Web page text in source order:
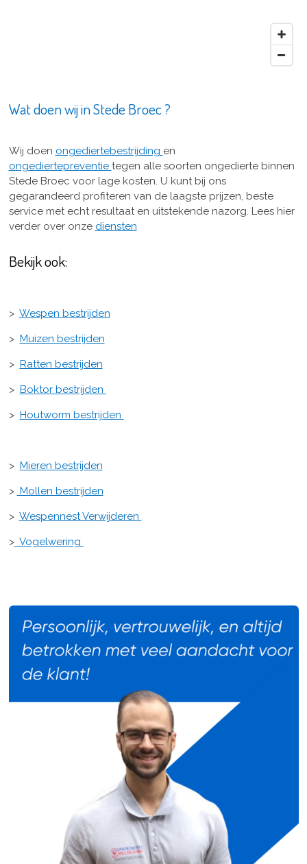
Wat doen wij in Stede Broec ?
Wij doen ongediertebestrijding en
ongediertepreventie tegen alle soorten ongedierte binnen
Stede Broec voor lage kosten. U kunt bij ons
gegarandeerd profiteren van de laagste prijzen, beste
service met echt resultaat en uitstekende nazorg. Lees hier
verder over onze diensten
Bekijk ook:
> Wespen bestrijden
> Muizen bestrijden
> Ratten bestrijden
> Boktor bestrijden
> Houtworm bestrijden
> Mieren bestrijden
> Mollen bestrijden
> Wespennest Verwijderen
>Vogelwering